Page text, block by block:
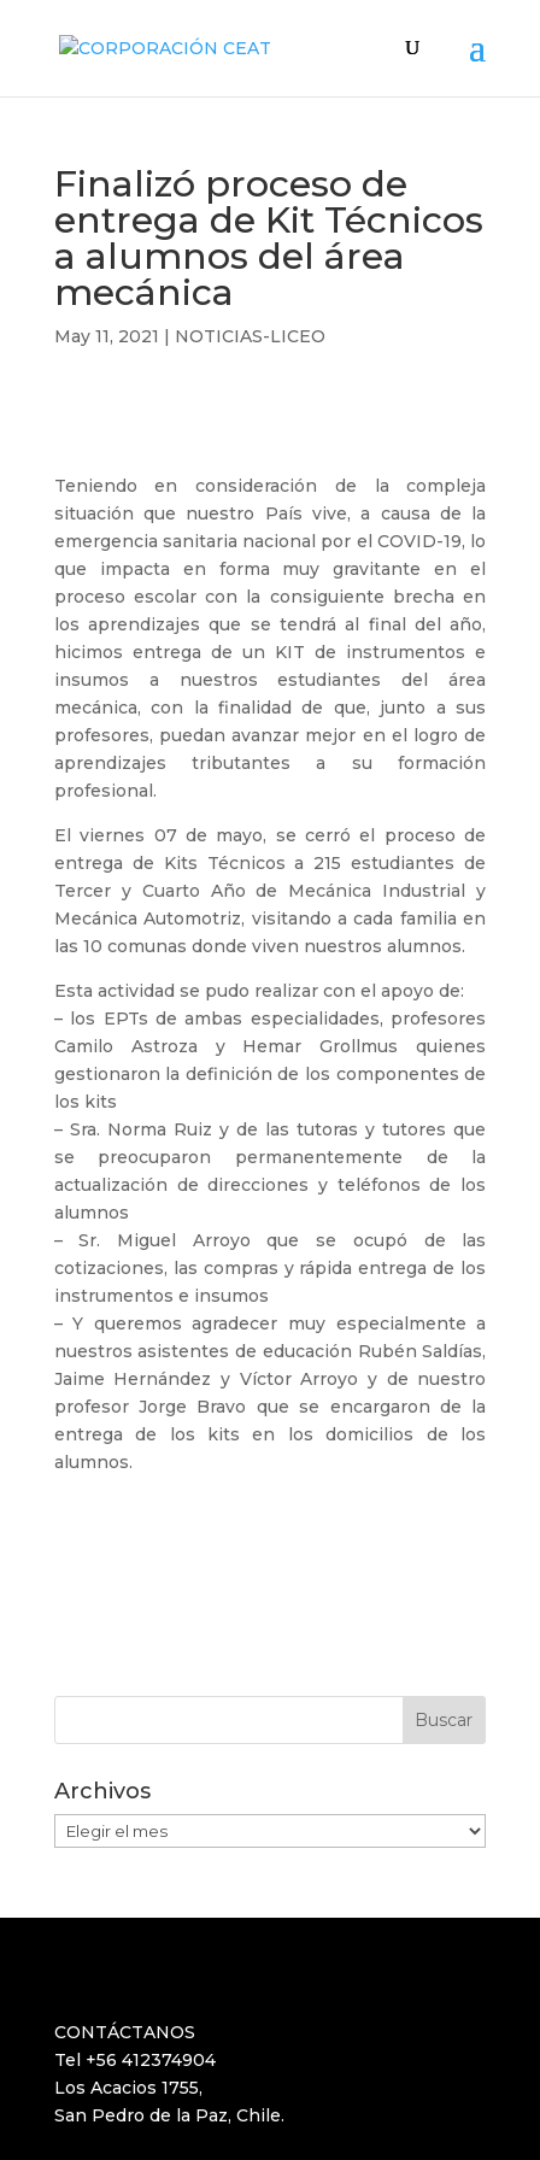
Finalizó proceso de
entrega de Kit Técnicos
a alumnos del área
mecánica
May 11, 2021 | NOTICIAS-LICEO
Teniendo en consideración de la compleja
situación que nuestro País vive, a causa de la
emergencia sanitaria nacional por el COVID-19, lo
que impacta en forma muy gravitante en el
proceso escolar con la consiguiente brecha en
los aprendizajes que se tendrá al final del año,
hicimos entrega de un KIT de instrumentos e
insumos a nuestros estudiantes del área
mecánica, con la finalidad de que, junto a sus
profesores, puedan avanzar mejor en el logro de
aprendizajes tributantes a su formación
profesional.
El viernes 07 de mayo, se cerró el proceso de
entrega de Kits Técnicos a 215 estudiantes de
Tercer y Cuarto Año de Mecánica Industrial y
Mecánica Automotriz, visitando a cada familia en
las 10 comunas donde viven nuestros alumnos.
Esta actividad se pudo realizar con el apoyo de:
– los EPTs de ambas especialidades, profesores
Camilo Astroza y Hemar Grollmus quienes
gestionaron la definición de los componentes de
los kits
– Sra. Norma Ruiz y de las tutoras y tutores que
se preocuparon permanentemente de la
actualización de direcciones y teléfonos de los
alumnos
– Sr. Miguel Arroyo que se ocupó de las
cotizaciones, las compras y rápida entrega de los
instrumentos e insumos
– Y queremos agradecer muy especialmente a
nuestros asistentes de educación Rubén Saldías,
Jaime Hernández y Víctor Arroyo y de nuestro
profesor Jorge Bravo que se encargaron de la
entrega de los kits en los domicilios de los
alumnos.
Archivos
Archivos
CONTÁCTANOS
Tel +56 412374904
Los Acacios 1755,
San Pedro de la Paz, Chile.